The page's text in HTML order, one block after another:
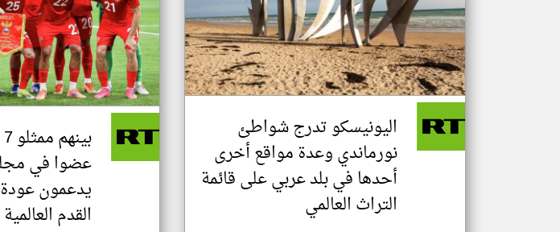
اليونيسكو تدرج شواطئ
نورماندي وعدة مواقع أخرى
أحدها في بلد عربي على قائمة
التراث العالمي
عضوا في
يدعمون
القدم العالمية